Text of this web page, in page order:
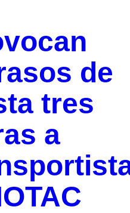
de
tres
a